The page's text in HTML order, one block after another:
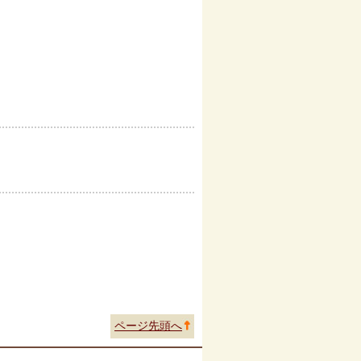
ページ先頭へ